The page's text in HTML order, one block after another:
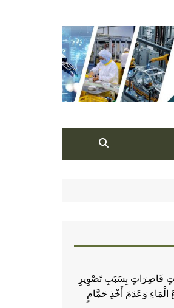
قَاصِرَاتٍ بِسَبَبِ تَصْوِيرِ
الْمَاءِ وَعَدَمَ أَخْذِ حَمَّامٍ